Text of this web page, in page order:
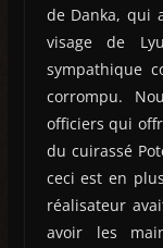
de Danka, qui
visage de
sympathique
corrompu.
officiers qui
du cuirassé
ceci est en
réalisateur
avoir les